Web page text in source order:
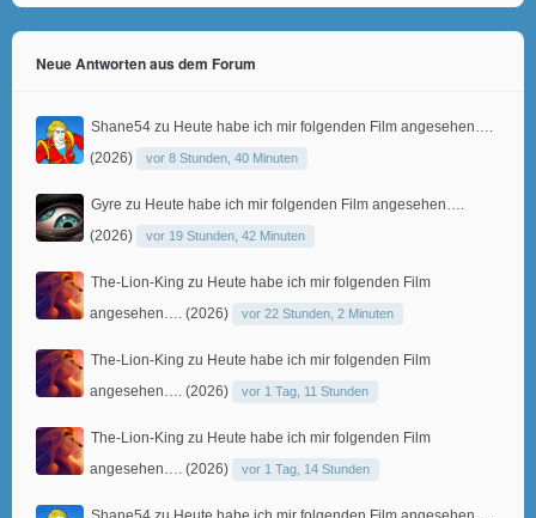
Neue Antworten aus dem Forum
Shane54 zu Heute habe ich mir folgenden Film angesehen….
(2026)
vor 8 Stunden, 40 Minuten
Gyre zu Heute habe ich mir folgenden Film angesehen….
(2026)
vor 19 Stunden, 42 Minuten
The-Lion-King zu Heute habe ich mir folgenden Film
angesehen…. (2026)
vor 22 Stunden, 2 Minuten
The-Lion-King zu Heute habe ich mir folgenden Film
angesehen…. (2026)
vor 1 Tag, 11 Stunden
The-Lion-King zu Heute habe ich mir folgenden Film
angesehen…. (2026)
vor 1 Tag, 14 Stunden